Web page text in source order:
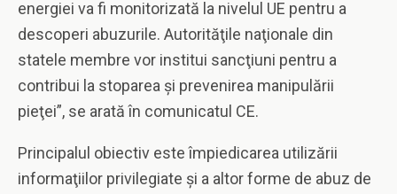
energiei va fi monitorizată la nivelul UE pentru a
descoperi abuzurile. Autorităţile naţionale din
statele membre vor institui sancţiuni pentru a
contribui la stoparea şi prevenirea manipulării
pieţei”, se arată în comunicatul CE.
Principalul obiectiv este împiedicarea utilizării
informaţiilor privilegiate şi a altor forme de abuz de